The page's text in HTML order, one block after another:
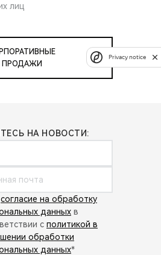
лиц
ПРОДАЖИ
НА НОВОСТИ:
согласие на обработку
данных в
с политикой в
обработки
данных*
Privacy notice